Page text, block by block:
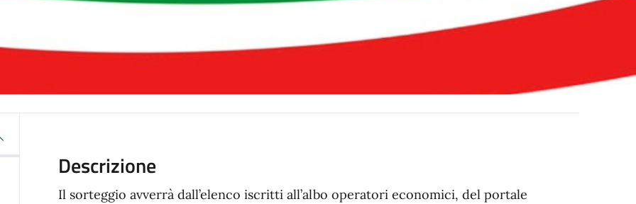
Descrizione
Il sorteggio avverrà dall’elenco iscritti all’albo operatori economici, del portale